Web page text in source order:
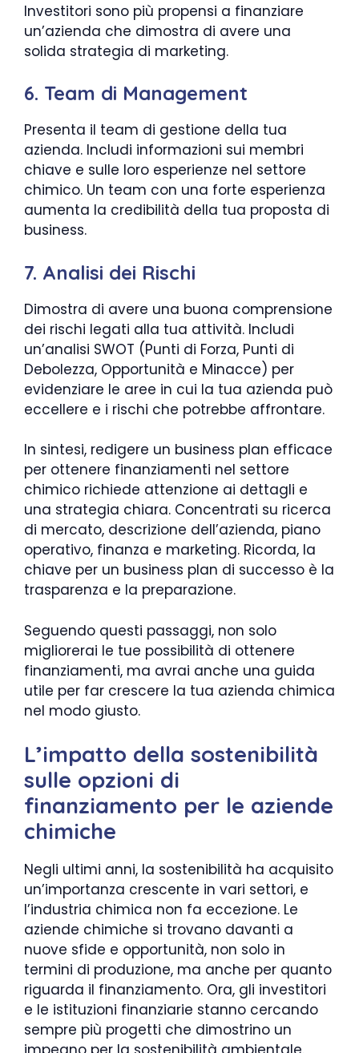
Investitori sono più propensi a finanziare
un’azienda che dimostra di avere una
solida strategia di marketing.
6. Team di Management
Presenta il team di gestione della tua
azienda. Includi informazioni sui membri
chiave e sulle loro esperienze nel settore
chimico. Un team con una forte esperienza
aumenta la credibilità della tua proposta di
business.
7. Analisi dei Rischi
Dimostra di avere una buona comprensione
dei rischi legati alla tua attività. Includi
un’analisi SWOT (Punti di Forza, Punti di
Debolezza, Opportunità e Minacce) per
evidenziare le aree in cui la tua azienda può
eccellere e i rischi che potrebbe affrontare.
In sintesi, redigere un business plan efficace
per ottenere finanziamenti nel settore
chimico richiede attenzione ai dettagli e
una strategia chiara. Concentrati su ricerca
di mercato, descrizione dell’azienda, piano
operativo, finanza e marketing. Ricorda, la
chiave per un business plan di successo è la
trasparenza e la preparazione.
Seguendo questi passaggi, non solo
migliorerai le tue possibilità di ottenere
finanziamenti, ma avrai anche una guida
utile per far crescere la tua azienda chimica
nel modo giusto.
L’impatto della sostenibilità
sulle opzioni di
finanziamento per le aziende
chimiche
Negli ultimi anni, la sostenibilità ha acquisito
un’importanza crescente in vari settori, e
l’industria chimica non fa eccezione. Le
aziende chimiche si trovano davanti a
nuove sfide e opportunità, non solo in
termini di produzione, ma anche per quanto
riguarda il finanziamento. Ora, gli investitori
e le istituzioni finanziarie stanno cercando
sempre più progetti che dimostrino un